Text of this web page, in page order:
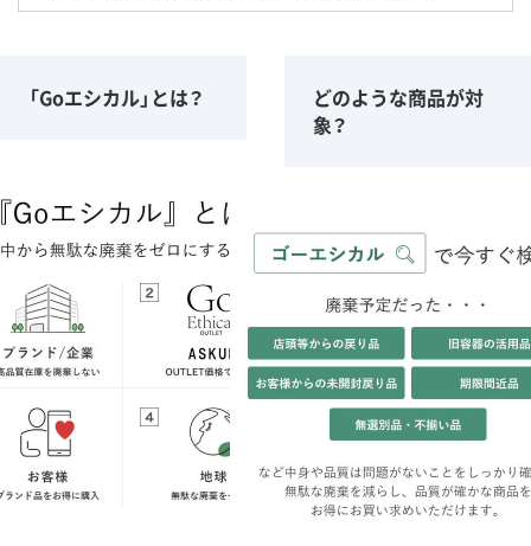
「Goエシカル」とは？
どのような商品が対
象？